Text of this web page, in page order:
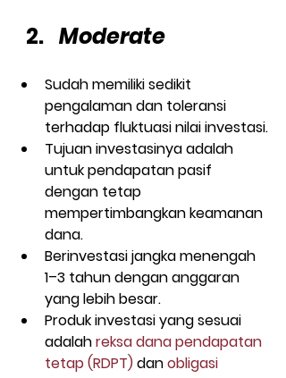
Moderate
Sudah memiliki sedikit
pengalaman dan toleransi
terhadap fluktuasi nilai investasi.
Tujuan investasinya adalah
untuk pendapatan pasif
dengan tetap
mempertimbangkan keamanan
dana.
Berinvestasi jangka menengah
1–3 tahun dengan anggaran
yang lebih besar.
Produk investasi yang sesuai
adalah reksa dana pendapatan
tetap (RDPT) dan obligasi